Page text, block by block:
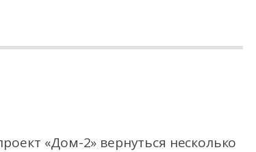
«Дом-2» вернуться несколько